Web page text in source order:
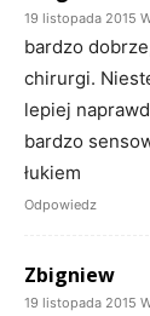
19 listopada 2015
bardzo
chirurgi.
lepiej
bardzo
łukiem
Odpowiedz
Zbigniew
19 listopada 2015